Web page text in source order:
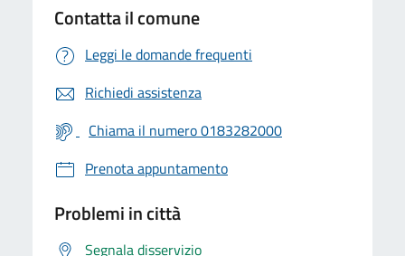
Contatta il comune
Leggi le domande frequenti
Richiedi assistenza
Chiama il numero 0183282000
Prenota appuntamento
Problemi in città
Segnala disservizio